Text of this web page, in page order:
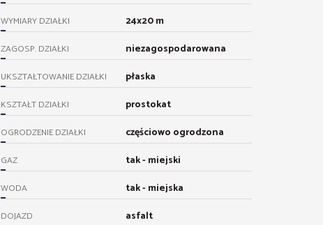
WYMIARY DZIAŁKI 24x20 m
ZAGOSP. DZIAŁKI niezagospodarowana
UKSZTAŁTOWANIE DZIAŁKI płaska
KSZTAŁT DZIAŁKI prostokat
OGRODZENIE DZIAŁKI częściowo ogrodzona
GAZ tak - miejski
WODA tak - miejska
DOJAZD asfalt